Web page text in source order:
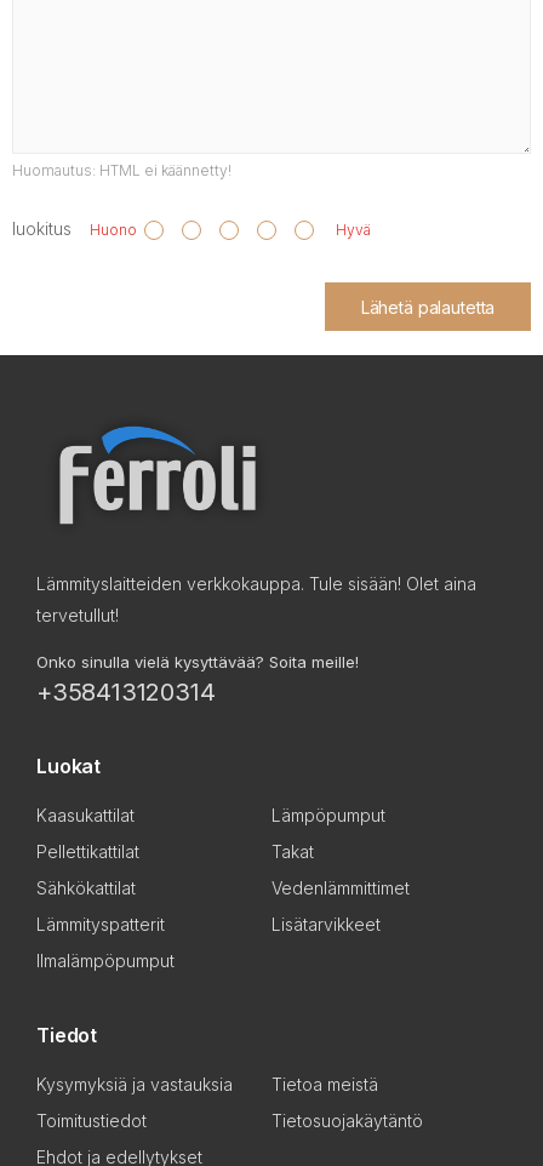
Huomautus: HTML ei käännetty!
luokitus Huono Hyvä
Lähetä palautetta
Lämmityslaitteiden verkkokauppa. Tule sisään! Olet aina
tervetullut!
Onko sinulla vielä kysyttävää? Soita meille!
+358413120314
Luokat
Kaasukattilat
Lämpöpumput
Pellettikattilat
Takat
Sähkökattilat
Vedenlämmittimet
Lämmityspatterit
Lisätarvikkeet
Ilmalämpöpumput
Tiedot
Kysymyksiä ja vastauksia
Tietoa meistä
Toimitustiedot
Tietosuojakäytäntö
Ehdot ja edellytykset